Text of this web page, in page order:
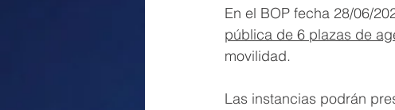
En el BOP fecha 28/06/
pública de 6 plazas de
movilidad.
Las instancias podrán